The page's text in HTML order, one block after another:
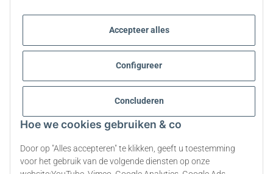
Accepteer alles
Configureer
Concluderen
Hoe we cookies gebruiken & co
Door op "Alles accepteren" te klikken, geeft u toestemming
voor het gebruik van de volgende diensten op onze
INFORMATIE OVER STEVIA PRODUCTEN